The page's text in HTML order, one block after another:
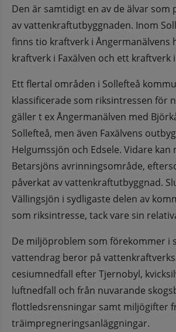
Den är samtidigt en av de älvar som
av vattenkraftutbyggnaden. Inom
finns tio kraftverk i Ångermanälvens
kraftverk i Faxälven och ett kraftverk
Ett flertal områden i Sollefteå
klassificerade som riksintressen för
gäller t ex Ångermanälven med
Sollefteå, men även Faxälvens
Helgumssjön och Edsele. Vidare kan
Betarsjöns avrinningsområde,
påverkat av vattenkraftutbyggnad.
Vällingsjön i sydligaste delen av
som riksintresse, tack vare sin
De miljöproblem som förekommer i
vattendrag beror på
cesiumnedfall efter Tjernobyl,
luftnedfall och från nuvarande
flottledsrensningar samt miljögifter
träimpregneringsanläggningar.